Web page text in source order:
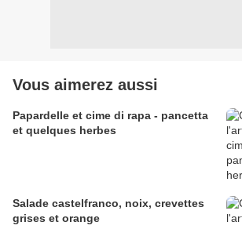
Vous aimerez aussi
Papardelle et cime di rapa - pancetta
et quelques herbes
Salade castelfranco, noix, crevettes
grises et orange